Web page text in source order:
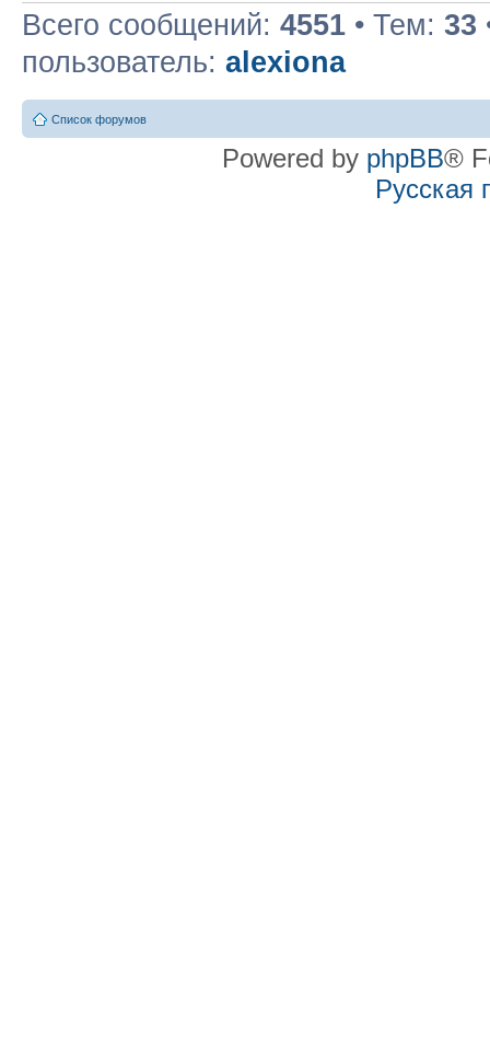
Всего сообщений: 4551 • Тем: 33
пользователь: alexiona
Список форумов
Powered by phpBB®
Русская